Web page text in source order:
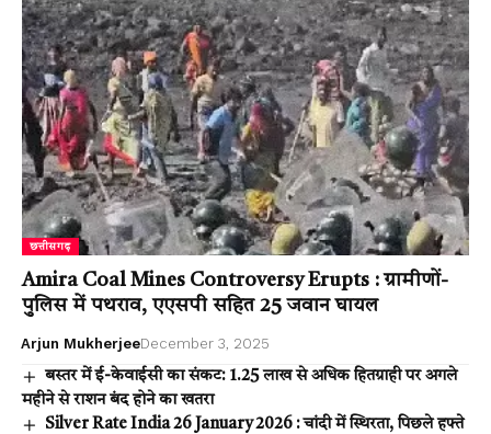
छत्तीसगढ़
Amira Coal Mines Controversy Erupts : ग्रामीणों-
पुलिस में पथराव, एएसपी सहित 25 जवान घायल
Arjun MukherjeeDecember 3, 2025
बस्तर में ई-केवाईसी का संकट: 1.25 लाख से अधिक हितग्राही पर अगले
महीने से राशन बंद होने का खतरा
Silver Rate India 26 January 2026 : चांदी में स्थिरता, पिछले हफ्ते